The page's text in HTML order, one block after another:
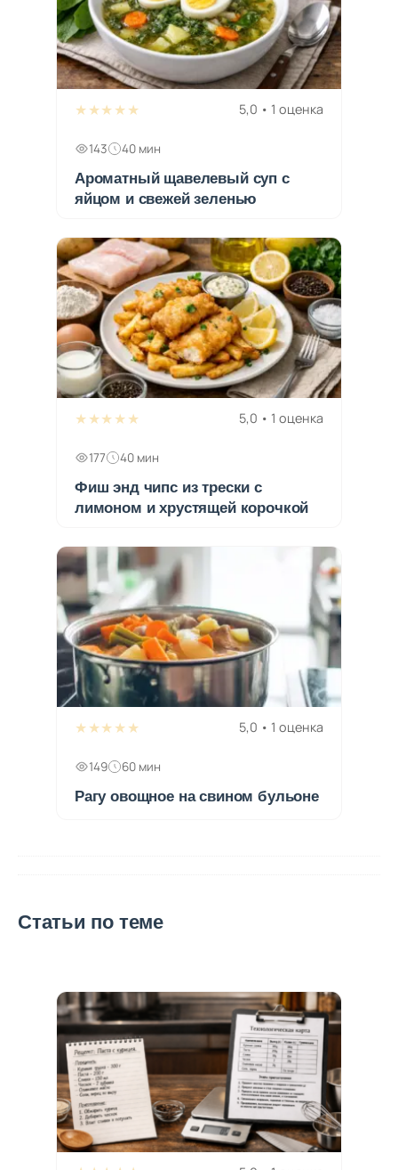
★★★★★ 5,0 • 1 оценка
143 40 мин
Ароматный щавелевый суп с
яйцом и свежей зеленью
★★★★★ 5,0 • 1 оценка
177 40 мин
Фиш энд чипс из трески с
лимоном и хрустящей корочкой
★★★★★ 5,0 • 1 оценка
149 60 мин
Рагу овощное на свином бульоне
Статьи по теме